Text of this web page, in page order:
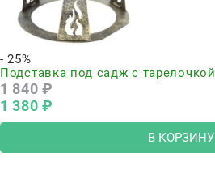
- 25%
Подставка под садж с тарелочкой
1 840 ₽
1 380 ₽
В КОРЗИНУ